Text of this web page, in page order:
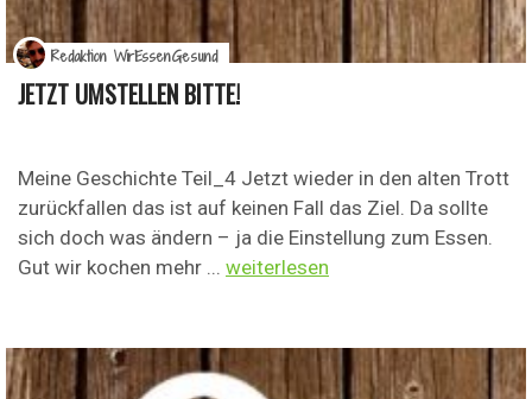
JETZT UMSTELLEN BITTE!
Meine Geschichte Teil_4 Jetzt wieder in den alten Trott
zurückfallen das ist auf keinen Fall das Ziel. Da sollte
sich doch was ändern – ja die Einstellung zum Essen.
Gut wir kochen mehr ... weiterlesen
Redaktion WirEssenGesund